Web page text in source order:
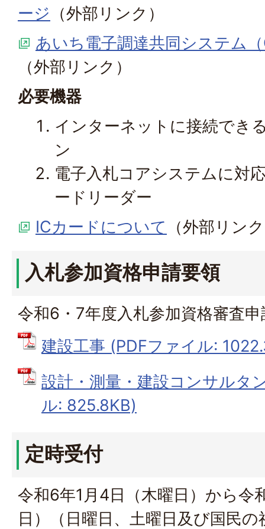
ージ （外部リンク）
あいち電子調達共同システム
（外部リンク）
必要機器
インターネットに接続でき
ン
電子入札コアシステムに対
ードリーダー
ICカードについて
（外部リン
入札参加資格申請要領
令和6・7年度入札参加資格審査
建設工事 (PDFファイル:
設計・測量・建設コンサルタ
ル: 825.8KB)
定時受付
令和6年1月4日（木曜日）から令
日）（日曜日、土曜日及び国民